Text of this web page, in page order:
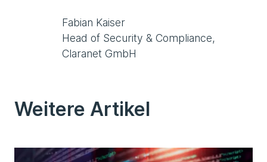
Fabian Kaiser
Head of Security & Compliance,
Claranet GmbH
Weitere Artikel